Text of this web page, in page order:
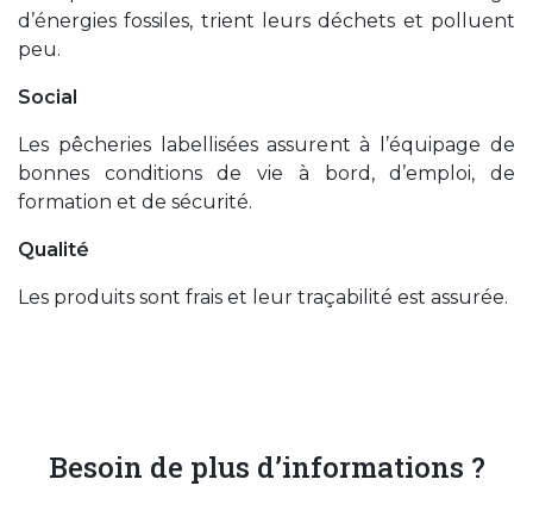
d’énergies fossiles, trient leurs déchets et polluent
peu.
Social
Les pêcheries labellisées assurent à l’équipage de
bonnes conditions de vie à bord, d’emploi, de
formation et de sécurité.
Qualité
Les produits sont frais et leur traçabilité est assurée.
Besoin de plus d’informations ?